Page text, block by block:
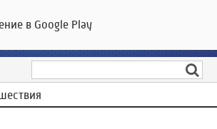
ГТРК «Ивтелерадио»
в Google Play